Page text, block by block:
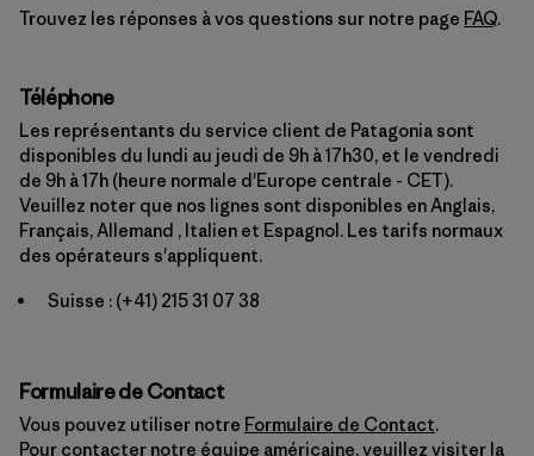
Trouvez les réponses à vos questions sur notre page FAQ.
Téléphone
Les représentants du service client de Patagonia sont
disponibles du lundi au jeudi de 9h à 17h30, et le vendredi
de 9h à 17h (heure normale d'Europe centrale - CET).
Veuillez noter que nos lignes sont disponibles en Anglais,
Français, Allemand , Italien et Espagnol. Les tarifs normaux
des opérateurs s'appliquent.
Suisse : (+41) 215 31 07 38
Formulaire de Contact
Vous pouvez utiliser notre Formulaire de Contact.
Pour contacter notre équipe américaine, veuillez visiter la